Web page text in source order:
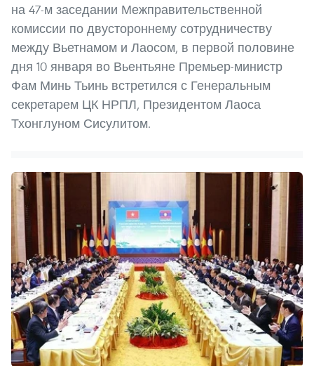
на 47-м заседании Межправительственной
комиссии по двустороннему сотрудничеству
между Вьетнамом и Лаосом, в первой половине
дня 10 января во Вьентьяне Премьер-министр
Фам Минь Тьинь встретился с Генеральным
секретарем ЦК НРПЛ, Президентом Лаоса
Тхонглуном Сисулитом.